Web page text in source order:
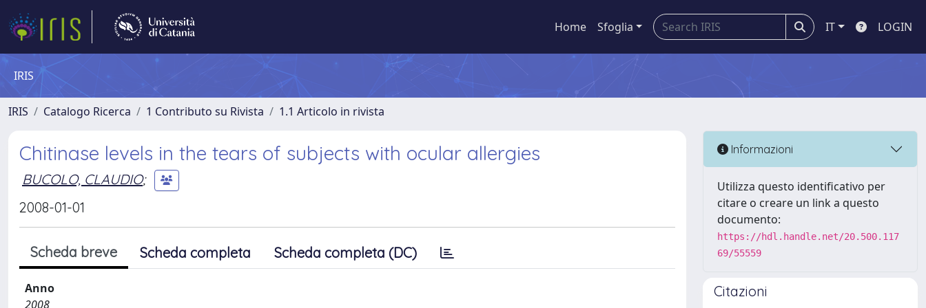
Home Sfoglia IT LOGIN
IRIS
IRIS Catalogo Ricerca 1 Contributo su Rivista 1.1 Articolo in rivista
Chitinase levels in the tears of subjects with ocular allergies
BUCOLO, CLAUDIO;
2008-01-01
Scheda breve Scheda completa Scheda completa (DC)
Anno
2008
Informazioni
Utilizza questo identificativo per
citare o creare un link a questo
documento:
https://hdl.handle.net/20.500.117
69/55559
Citazioni